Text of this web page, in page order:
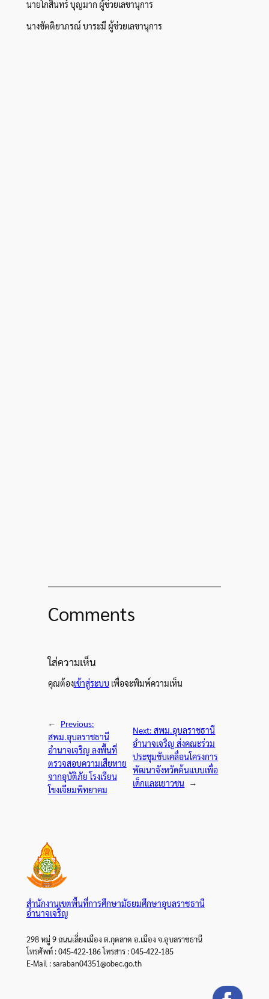
นายโกสินทร์ บุญมาก ผู้ช่วยเลขานุการ
นางขัตติยาภรณ์ บาระมี ผู้ช่วยเลขานุการ
Comments
ใส่ความเห็น
คุณต้องเข้าสู่ระบบ เพื่อจะพิมพ์ความเห็น
←
Previous:
สพม.อุบลราชธานี
อำนาจเจริญ ลงพื้นที่
ตรวจสอบความเสียหาย
จากอุบัติภัย โรงเรียน
โขงเจียมพิทยาคม
Next:สพม.อุบลราชธานี
อำนาจเจริญ ส่งคณะร่วม
ประชุมขับเคลื่อนโครงการ
พัฒนาจังหวัดต้นแบบเพื่อ
เด็กและเยาวชน →
สำนักงานเขตพื้นที่การศึกษามัธยมศึกษาอุบลราชธานี
อำนาจเจริญ
298 หมู่ 9 ถนนเลี่ยงเมือง ต.กุดลาด อ.เมือง จ.อุบลราชธานี
โทรศัพท์ : 045-422-186 โทรสาร : 045-422-185
E-Mail : saraban04351@obec.go.th